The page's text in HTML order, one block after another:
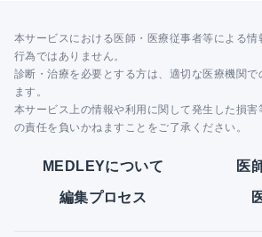
本サービスにおける医師・医療従事者等による情
行為ではありません。
診断・治療を必要とする方は、適切な医療機関で
ます。
本サービス上の情報や利用に関して発生した損害
の責任を負いかねますことをご了承ください。
MEDLEYについて 医
編集プロセス